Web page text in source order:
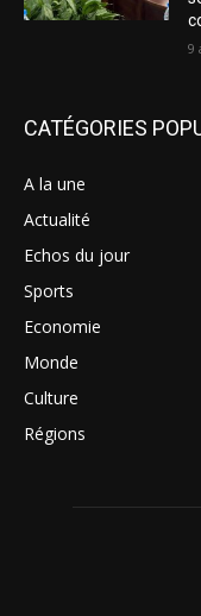
9
CATÉGORIES
A la une
Actualité
Echos du jour
Sports
Economie
Monde
Culture
Régions